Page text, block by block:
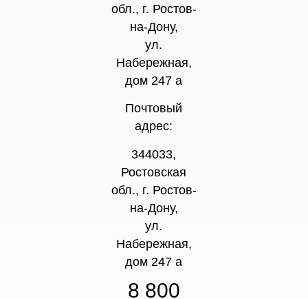
обл., г. Ростов-
на-Дону,
ул.
Набережная,
дом 247 а
Почтовый
адрес:
344033,
Ростовская
обл., г. Ростов-
на-Дону,
ул.
Набережная,
дом 247 а
8 800